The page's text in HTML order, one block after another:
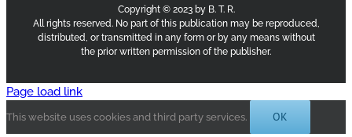
Copyright © 2023 by B. T. R.
All rights reserved. No part of this publication may be reproduced,
distributed, or transmitted in any form or by any means without
the prior written permission of the publisher.
Page load link
This website uses cookies and third party services. OK